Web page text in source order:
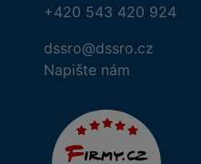
+420 543 420 924
dssro@dssro.cz
Napište nám